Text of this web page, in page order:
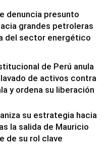
denuncia presunto
grandes petroleras
del sector energético
de Perú anula
de activos contra
y ordena su liberación
su estrategia hacia
la salida de Mauricio
de su rol clave